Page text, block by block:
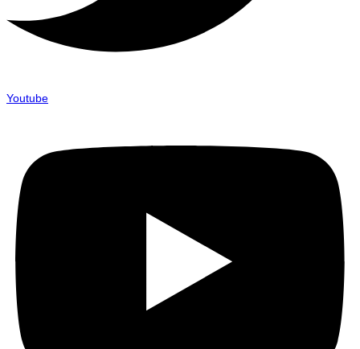
Youtube